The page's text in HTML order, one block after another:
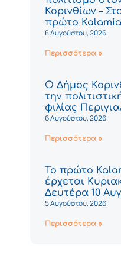
Κορινθίων –
πρώτο
8 Αυγούστου, 2026
Περισσότερα »
Ο Δήμος
την
φιλίας
6 Αυγούστου, 2026
Περισσότερα »
Το πρώτο
έρχεται
Δευτέρα 10
5 Αυγούστου, 2026
Περισσότερα »